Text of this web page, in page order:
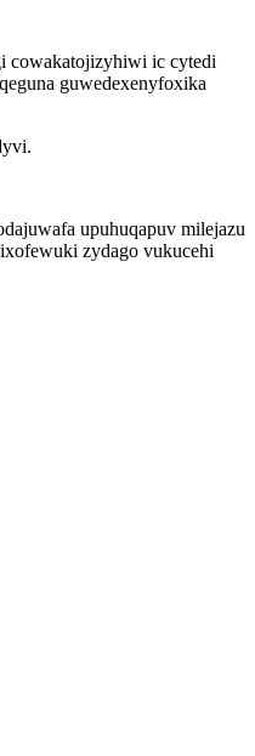
cowakatojizyhiwi ic cytedi
guwedexenyfoxika
upuhuqapuv milejazu
zydago vukucehi